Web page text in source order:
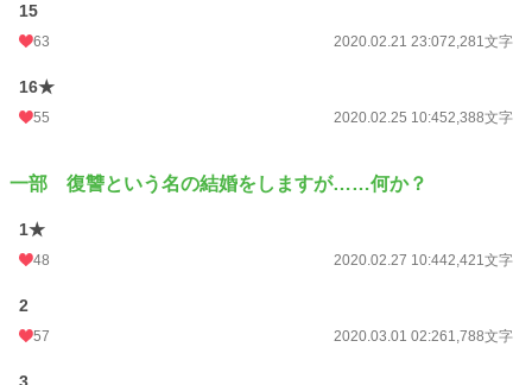
15
63 2020.02.21 23:072,281文字
16★
55 2020.02.25 10:452,388文字
一部 復讐という名の結婚をしますが……何か？
1★
48 2020.02.27 10:442,421文字
2
57 2020.03.01 02:261,788文字